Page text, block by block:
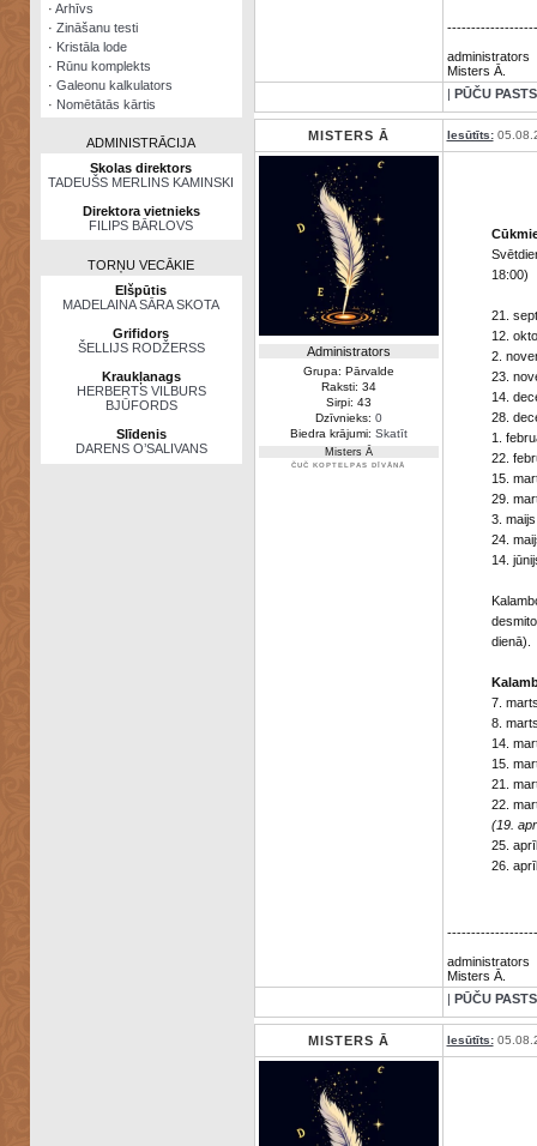
· Arhīvs
· Zināšanu testi
· Kristāla lode
· Rūnu komplekts
· Galeonu kalkulators
· Nomētātās kārtis
ADMINISTRĀCIJA
Skolas direktors
TADEUŠS MERLINS KAMINSKI
Direktora vietnieks
FILIPS BĀRLOVS
TORŅU VECĀKIE
Elšpūtis
MADELAINA SĀRA SKOTA
Grifidors
ŠELLIJS RODŽERSS
Kraukļanags
HERBERTS VILBURS
BJŪFORDS
Slīdenis
DARENS O’SALIVANS
administrators
Misters Ā.
| PŪČU PASTS
MISTERS Ā Iesūtīts:
Administrators
Grupa: Pārvalde
Raksti: 34
Sirpi: 43
Dzīvnieks: 0
Biedra krājumi: Skatīt
Misters Ā
ČUČ KOPTELPAS DĪVĀNĀ
18:00)
21.
12.
2.
23.
14.
28.
1.
22.
15.
29.
3. maijs
24.
14.
dienā).
7.
8.
14.
15.
21.
22.
(19.
25.
26.
administrators
Misters Ā.
| PŪČU PASTS
MISTERS Ā Iesūtīts: